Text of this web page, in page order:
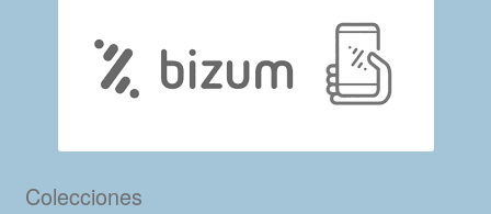
Colecciones